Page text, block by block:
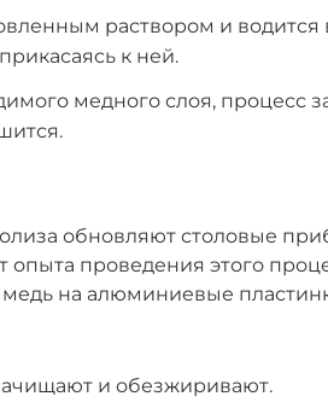
раствором и водится
к ней.
медного слоя, процесс
обновляют столовые
проведения этого
на алюминиевые
и обезжиривают.